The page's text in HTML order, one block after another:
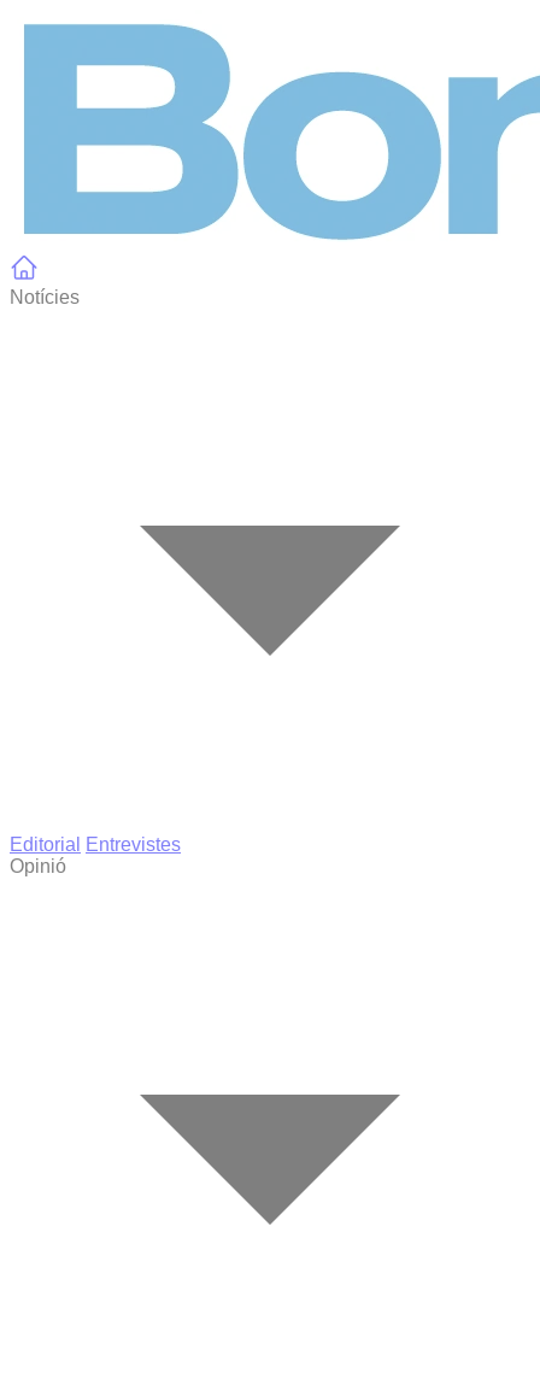
Notícies
Editorial
Entrevistes
Opinió